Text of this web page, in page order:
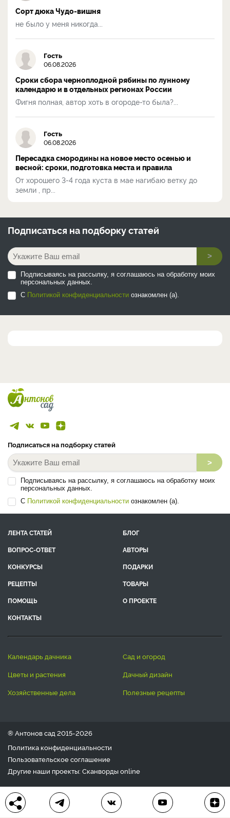
Сорт дюка Чудо-вишня
не было у меня никогда...
Гость
06.08.2026
Сроки сбора черноплодной рябины по лунному
календарю и в отдельных регионах России
Фигня полная, автор хоть в огороде-то была?...
Гость
06.08.2026
Пересадка смородины на новое место осенью и
весной: сроки, подготовка места и правила
От хорошего 3-4 года куста в мае нагибаю ветку до
земли , пр...
Подписаться на подборку статей
>
Подписываясь на рассылку, я соглашаюсь на обработку моих
персональных данных.
С Политикой конфиденциальности ознакомлен (а).
Подписаться на подборку статей
>
Подписываясь на рассылку, я соглашаюсь на обработку моих
персональных данных.
С Политикой конфиденциальности ознакомлен (а).
ЛЕНТА СТАТЕЙ
БЛОГ
ВОПРОС-ОТВЕТ
АВТОРЫ
КОНКУРСЫ
ПОДАРКИ
РЕЦЕПТЫ
ТОВАРЫ
ПОМОЩЬ
О ПРОЕКТЕ
КОНТАКТЫ
календарь дачника
сад и огород
цветы и растения
дачный дизайн
хозяйственные дела
полезные рецепты
® Антонов сад 2015-2026
Политика конфиденциальности
Пользовательское соглашение
Другие наши проекты: Сканвордыonline
Любое использование материала допускается только с
письменного согласия редакции